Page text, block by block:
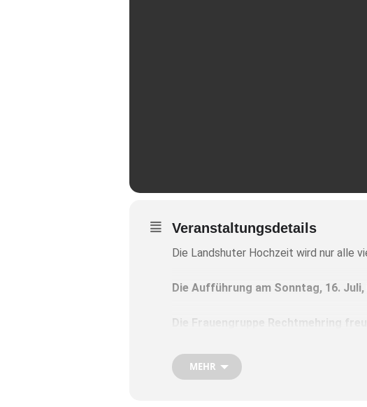
Veranstaltungsdetails
Die Landshuter Hochzeit wird nur alle
Die Aufführung am Sonntag, 16.
Die Frauengruppe Rechtmehring
Es gibt nummerierte Sitzplätze, so
MEHR